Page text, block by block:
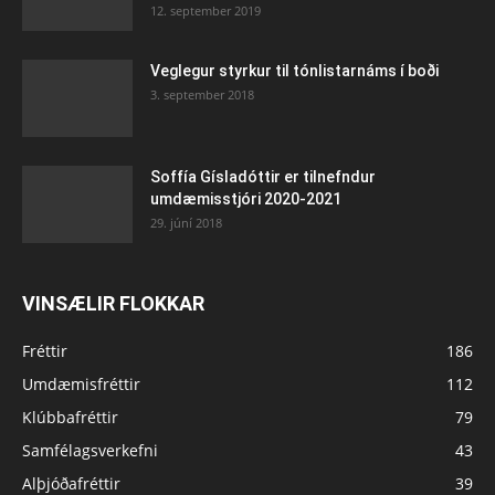
12. september 2019
Veglegur styrkur til tónlistarnáms í boði
3. september 2018
Soffía Gísladóttir er tilnefndur
umdæmisstjóri 2020-2021
29. júní 2018
VINSÆLIR FLOKKAR
Fréttir
186
Umdæmisfréttir
112
Klúbbafréttir
79
Samfélagsverkefni
43
Alþjóðafréttir
39